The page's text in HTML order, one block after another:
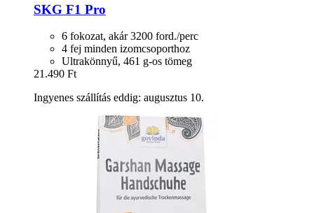
SKG F1 Pro
6 fokozat, akár 3200 ford./perc
4 fej minden izomcsoporthoz
Ultrakönnyű, 461 g-os tömeg
21.490 Ft
Ingyenes szállítás eddig: augusztus 10.